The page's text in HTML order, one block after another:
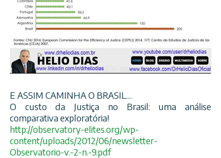
E ASSIM CAMINHA O BRASIL…
O custo da Justiça no Brasil: uma análise
comparativa exploratória!
http://observatory-elites.org/wp-
content/uploads/2012/06/newsletter-
Observatorio-v.-2-n.-9.pdf